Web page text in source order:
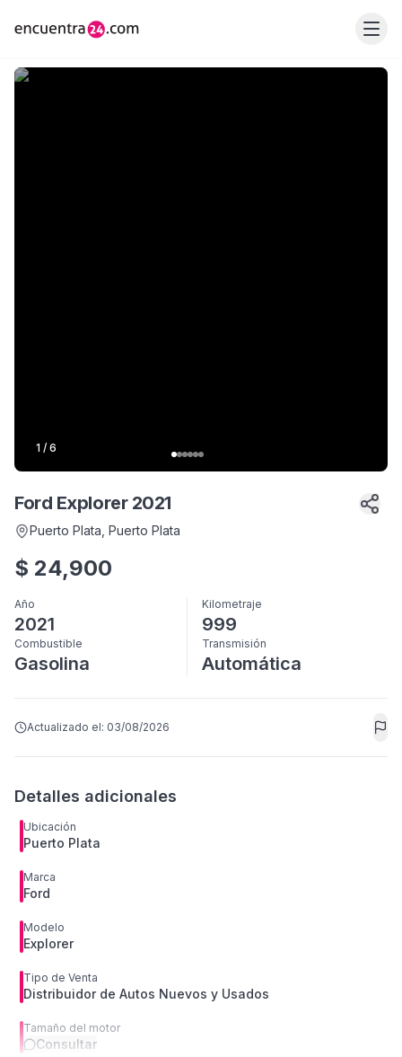
1 / 6
Ford Explorer 2021
Puerto Plata , Puerto Plata
$ 24,900
Año
2021
Kilometraje
999
Combustible
Gasolina
Transmisión
Automática
Actualizado el: 03/08/2026
Detalles adicionales
Ubicación
Puerto Plata
Marca
Ford
Modelo
Explorer
Tipo de Venta
Distribuidor de Autos Nuevos y Usados
Tamaño del motor
Consultar